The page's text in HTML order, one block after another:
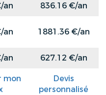
an
836.16 €/an
an 1881.36 €/an
an 627.12 €/an
mon
Devis
personnalisé